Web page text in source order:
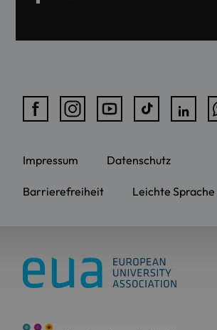
Impressum Datenschutz
Barrierefreiheit Leichte Sprache